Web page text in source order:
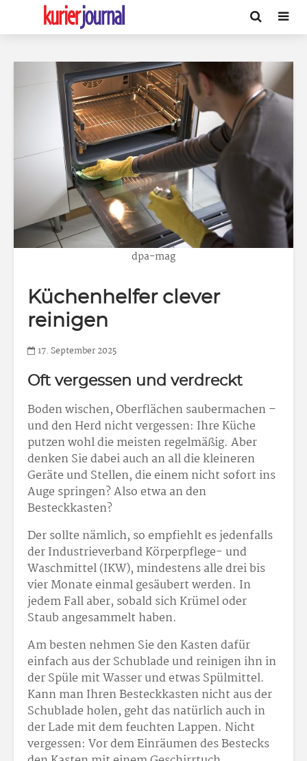
dpa-mag
Küchenhelfer clever
reinigen
17. September 2025
Oft vergessen und verdreckt
Boden wischen, Oberflächen saubermachen –
und den Herd nicht vergessen: Ihre Küche
putzen wohl die meisten regelmäßig. Aber
denken Sie dabei auch an all die kleineren
Geräte und Stellen, die einem nicht sofort ins
Auge springen? Also etwa an den
Besteckkasten?
Der sollte nämlich, so empfiehlt es jedenfalls
der Industrieverband Körperpflege- und
Waschmittel (IKW), mindestens alle drei bis
vier Monate einmal gesäubert werden. In
jedem Fall aber, sobald sich Krümel oder
Staub angesammelt haben.
Am besten nehmen Sie den Kasten dafür
einfach aus der Schublade und reinigen ihn in
der Spüle mit Wasser und etwas Spülmittel.
Kann man Ihren Besteckkasten nicht aus der
Schublade holen, geht das natürlich auch in
der Lade mit dem feuchten Lappen. Nicht
vergessen: Vor dem Einräumen des Bestecks